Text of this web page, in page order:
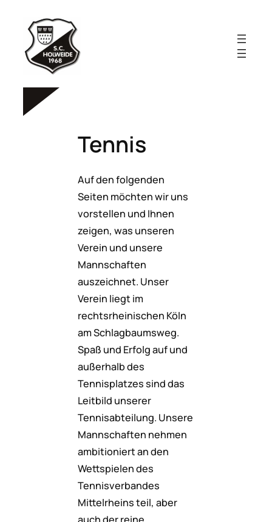
Inhalt
springen
Tennis
Auf den folgenden
Seiten möchten wir uns
vorstellen und Ihnen
zeigen, was unseren
Verein und unsere
Mannschaften
auszeichnet. Unser
Verein liegt im
rechtsrheinischen Köln
am Schlagbaumsweg.
Spaß und Erfolg auf und
außerhalb des
Tennisplatzes sind das
Leitbild unserer
Tennisabteilung. Unsere
Mannschaften nehmen
ambitioniert an den
Wettspielen des
Tennisverbandes
Mittelrheins teil, aber